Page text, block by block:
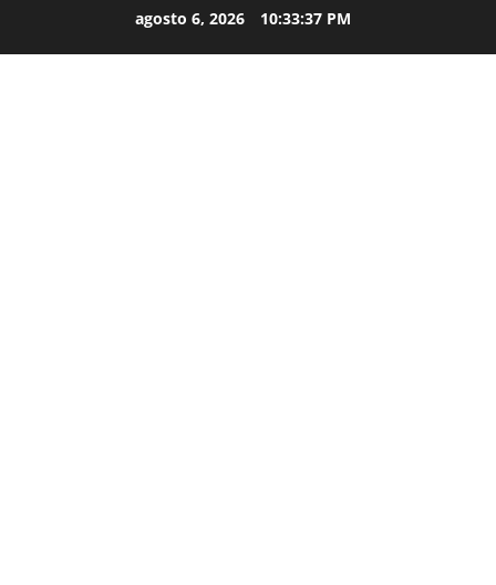
agosto 6, 2026 10:33:38 PM